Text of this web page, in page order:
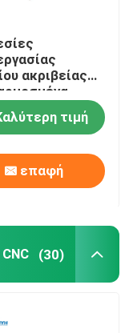
ακριβείας
ODM
τιμή
επαφή
(30)